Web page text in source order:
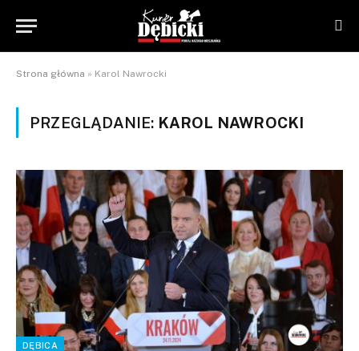
Strona główna » Karol Nawrocki
PRZEGLĄDANIE: KAROL NAWROCKI
DĘBICA